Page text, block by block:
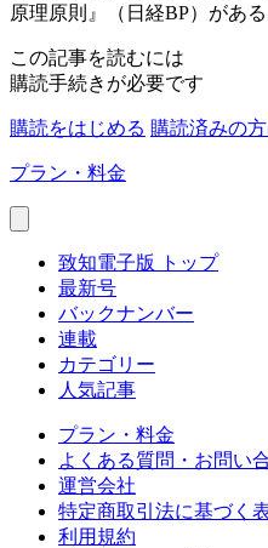
原理原則』（日経BP）がある
この記事を読むには
購読手続きが必要です
購読をはじめる 購読済みの
プラン・料金
致知電子版 トップ
最新号
バックナンバー
連載
カテゴリー
人気記事
プラン・料金
よくある質問・お問い
運営会社
特定商取引法に基づく
利用規約